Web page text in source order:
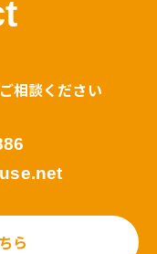
相談ください
ら